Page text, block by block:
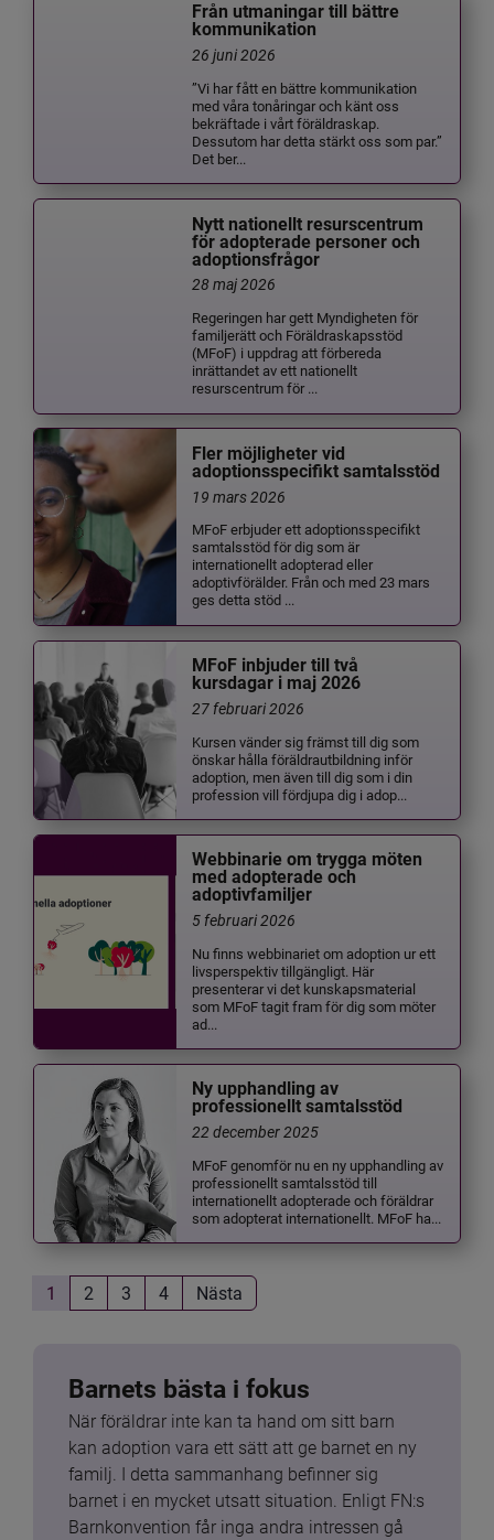
Från utmaningar till bättre
kommunikation
26 juni 2026
”Vi har fått en bättre kommunikation
med våra tonåringar och känt oss
bekräftade i vårt föräldraskap.
Dessutom har detta stärkt oss som par.”
Det ber...
Nytt nationellt resurscentrum
för adopterade personer och
adoptionsfrågor
28 maj 2026
Regeringen har gett Myndigheten för
familjerätt och Föräldraskapsstöd
(MFoF) i uppdrag att förbereda
inrättandet av ett nationellt
resurscentrum för ...
Fler möjligheter vid
adoptionsspecifikt samtalsstöd
19 mars 2026
MFoF erbjuder ett adoptionsspecifikt
samtalsstöd för dig som är
internationellt adopterad eller
adoptivförälder. Från och med 23 mars
ges detta stöd ...
MFoF inbjuder till två
kursdagar i maj 2026
27 februari 2026
Kursen vänder sig främst till dig som
önskar hålla föräldrautbildning inför
adoption, men även till dig som i din
profession vill fördjupa dig i adop...
Webbinarie om trygga möten
med adopterade och
adoptivfamiljer
5 februari 2026
Nu finns webbinariet om adoption ur ett
livsperspektiv tillgängligt. Här
presenterar vi det kunskapsmaterial
som MFoF tagit fram för dig som möter
ad...
Ny upphandling av
professionellt samtalsstöd
22 december 2025
MFoF genomför nu en ny upphandling av
professionellt samtalsstöd till
internationellt adopterade och föräldrar
som adopterat internationellt. MFoF ha...
1 2 3 4 Nästa
Barnets bästa i fokus
När föräldrar inte kan ta hand om sitt barn
kan adoption vara ett sätt att ge barnet en ny
familj. I detta sammanhang befinner sig
barnet i en mycket utsatt situation. Enligt FN:s
Barnkonvention får inga andra intressen gå